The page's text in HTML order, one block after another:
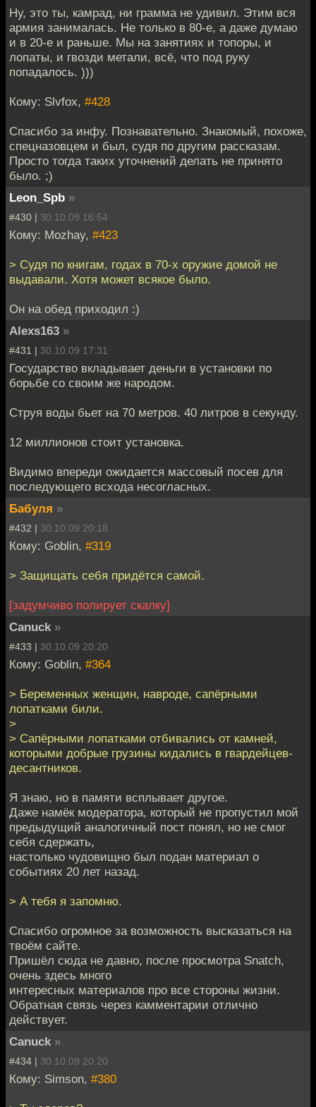
Ну, это ты, камрад, ни грамма не удивил. Этим вся
армия занималась. Не только в 80-е, а даже думаю
и в 20-е и раньше. Мы на занятиях и топоры, и
лопаты, и гвозди метали, всё, что под руку
попадалось. )))
Кому: Slvfox, #428
Спасибо за инфу. Познавательно. Знакомый, похоже,
спецназовцем и был, судя по другим рассказам.
Просто тогда таких уточнений делать не принято
было. ;)
Leon_Spb »
#430 | 30.10.09 16:54
Кому: Mozhay, #423
> Судя по книгам, годах в 70-х оружие домой не
выдавали. Хотя может всякое было.
Он на обед приходил :)
Alexs163 »
#431 | 30.10.09 17:31
Государство вкладывает деньги в установки по
борьбе со своим же народом.
Струя воды бьет на 70 метров. 40 литров в секунду.
12 миллионов стоит установка.
Видимо впереди ожидается массовый посев для
последующего всхода несогласных.
Бабуля »
#432 | 30.10.09 20:18
Кому: Goblin, #319
> Защищать себя придётся самой.
[задумчиво полирует скалку]
Canuck »
#433 | 30.10.09 20:20
Кому: Goblin, #364
> Беременных женщин, навроде, сапёрными
лопатками били.
>
> Сапёрными лопатками отбивались от камней,
которыми добрые грузины кидались в гвардейцев-
десантников.
Я знаю, но в памяти всплывает другое.
Даже намёк модератора, который не пропустил мой
предыдущий аналогичный пост понял, но не смог
себя сдержать,
настолько чудовищно был подан материал о
событиях 20 лет назад.
> А тебя я запомню.
Спасибо огромное за возможность высказаться на
твоём сайте.
Пришёл сюда не давно, после просмотра Snatch,
очень здесь много
интересных материалов про все стороны жизни.
Обратная связь через камментарии отлично
действует.
Canuck »
#434 | 30.10.09 20:20
Кому: Simson, #380